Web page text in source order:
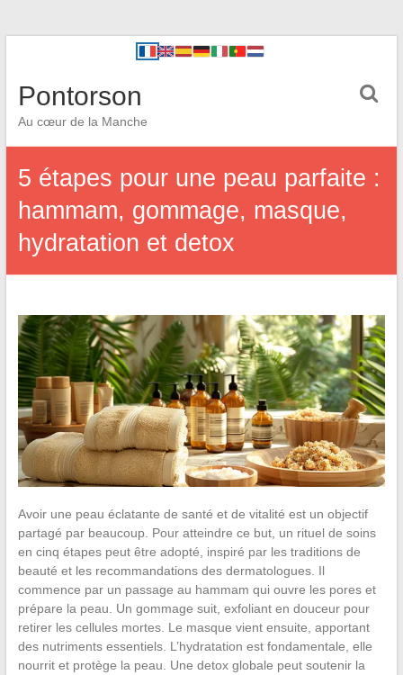
Pontorson
Au cœur de la Manche
5 étapes pour une peau parfaite :
hammam, gommage, masque,
hydratation et detox
Avoir une peau éclatante de santé et de vitalité est un objectif
partagé par beaucoup. Pour atteindre ce but, un rituel de soins
en cinq étapes peut être adopté, inspiré par les traditions de
beauté et les recommandations des dermatologues. Il
commence par un passage au hammam qui ouvre les pores et
prépare la peau. Un gommage suit, exfoliant en douceur pour
retirer les cellules mortes. Le masque vient ensuite, apportant
des nutriments essentiels. L’hydratation est fondamentale, elle
nourrit et protège la peau. Une detox globale peut soutenir la